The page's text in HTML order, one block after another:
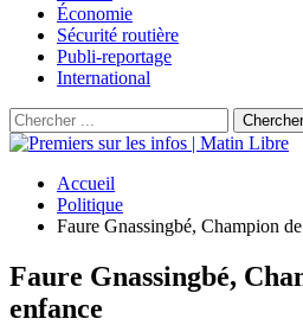
Économie
Sécurité routière
Publi-reportage
International
Accueil
Politique
Faure Gnassingbé, Champion
Faure Gnassingbé,
enfance